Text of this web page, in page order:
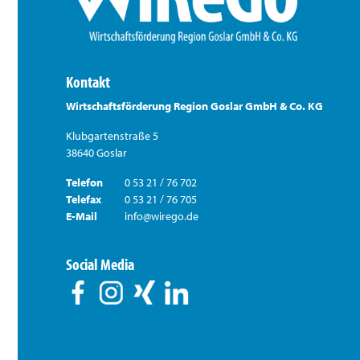
Kontakt
Wirtschaftsförderung Region Goslar GmbH & Co. KG
Klubgartenstraße 5
38640 Goslar
Telefon
0 53 21 / 76 702
Telefax
0 53 21 / 76 705
E-Mail
info@wirego.de
Social Media